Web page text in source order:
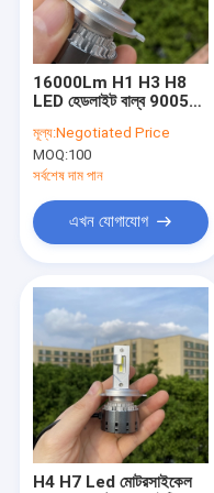
কারখানা ভ্রমণ
মান নিয়ন্ত্রণ
গাড়ির LED হেডলাইট বাল্ব
উচ্চ লুমেন LED হেডলাইট বাল্ব
ফ্যানবিহীন LED হেডলাইট বাল্ব
ফ্যান কুলড এলইডি হেডলাইট
মাল্টিকালার এলইডি হেডলাইট
16000Lm H1 H3 H8
LED হেডলাইট বাল্ব 9005
মূল্য:Negotiated Price
MOQ:100
সর্বশেষ দাম পান
এখন যোগাযোগ
H4 H7 Led মোটরসাইকেল